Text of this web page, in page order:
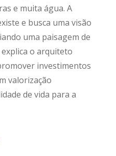
e muita água. A
e busca uma visão
uma paisagem de
o arquiteto
investimentos
valorização
de vida para a